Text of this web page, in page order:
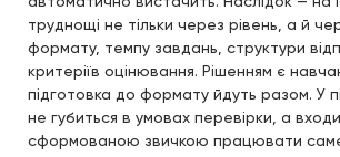
труднощі не тільки через рівень, а й
формату, темпу завдань, структури
критеріїв оцінювання. Рішенням є
підготовка до формату йдуть разом. У
не губиться в умовах перевірки, а
сформованою звичкою працювати